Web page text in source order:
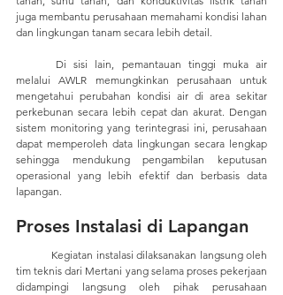
juga membantu perusahaan memahami kondisi lahan
dan lingkungan tanam secara lebih detail.
melalui AWLR memungkinkan perusahaan untuk
mengetahui perubahan kondisi air di area sekitar
perkebunan secara lebih cepat dan akurat. Dengan
sistem monitoring yang terintegrasi ini, perusahaan
dapat memperoleh data lingkungan secara lengkap
sehingga mendukung pengambilan keputusan
operasional yang lebih efektif dan berbasis data
lapangan.
Proses Instalasi di Lapangan
tim teknis dari Mertani yang selama proses pekerjaan
didampingi langsung oleh pihak perusahaan